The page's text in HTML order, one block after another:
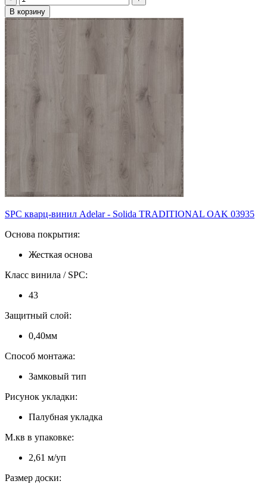
SPC кварц-винил Adelar - Solida TRADITIONAL OAK 03935
Основа покрытия:
Жесткая основа
Класс винила / SPC:
43
Защитный слой:
0,40мм
Способ монтажа:
Замковый тип
Рисунок укладки:
Палубная укладка
М.кв в упаковке:
2,61 м/уп
Размер доски: